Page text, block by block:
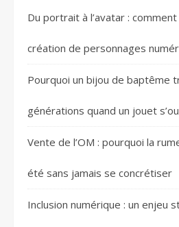
Du portrait à l’avatar :
création de personnages
Pourquoi un bijou de baptême
générations quand un jouet
Vente de l’OM : pourquoi la
été sans jamais se concrétiser
Inclusion numérique : un enjeu